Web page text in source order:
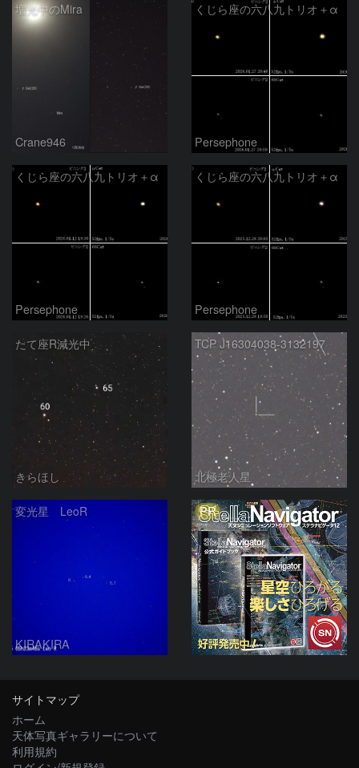
増光中のMira
Crane946
くじら座の六八九トリオ＋α
Persephone
くじら座の六八九トリオ＋α
Persephone
くじら座の六八九トリオ＋α
Persephone
たて座R減光中
きらほし
TCP J16304038-3132197
北極老人星
変光星 LeoR
KIRAKIRA
PR
サイトマップ
ホーム
天体写真ギャラリーについて
利用規約